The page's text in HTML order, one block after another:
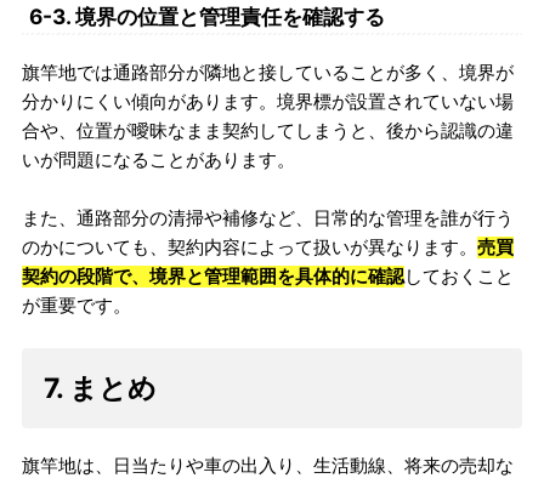
6-3. 境界の位置と管理責任を確認する
旗竿地では通路部分が隣地と接していることが多く、境界が
分かりにくい傾向があります。境界標が設置されていない場
合や、位置が曖昧なまま契約してしまうと、後から認識の違
いが問題になることがあります。
また、通路部分の清掃や補修など、日常的な管理を誰が行う
のかについても、契約内容によって扱いが異なります。 売買
契約の段階で、境界と管理範囲を具体的に確認しておくこと
が重要です。
7. まとめ
旗竿地は、日当たりや車の出入り、生活動線、将来の売却な